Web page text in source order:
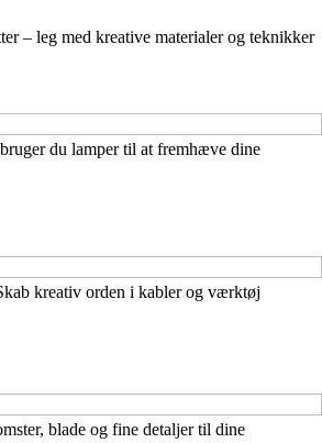
– leg med kreative materialer og teknikker
du lamper til at fremhæve dine
kreativ orden i kabler og værktøj
blade og fine detaljer til dine